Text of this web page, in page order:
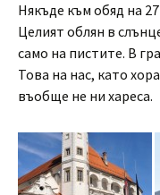
Някъде към обяд на
Целият облян в
само на пистите. В
Това на нас, като
въобще не ни хареса.